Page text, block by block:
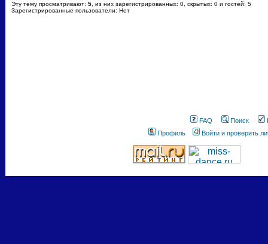
Эту тему просматривают: 5 , из них зарегистрированных: 0, скрытых: 0 и гостей: 5
Зарегистрированные пользователи: Нет
FAQ Поиск
Профиль
Войти и проверить